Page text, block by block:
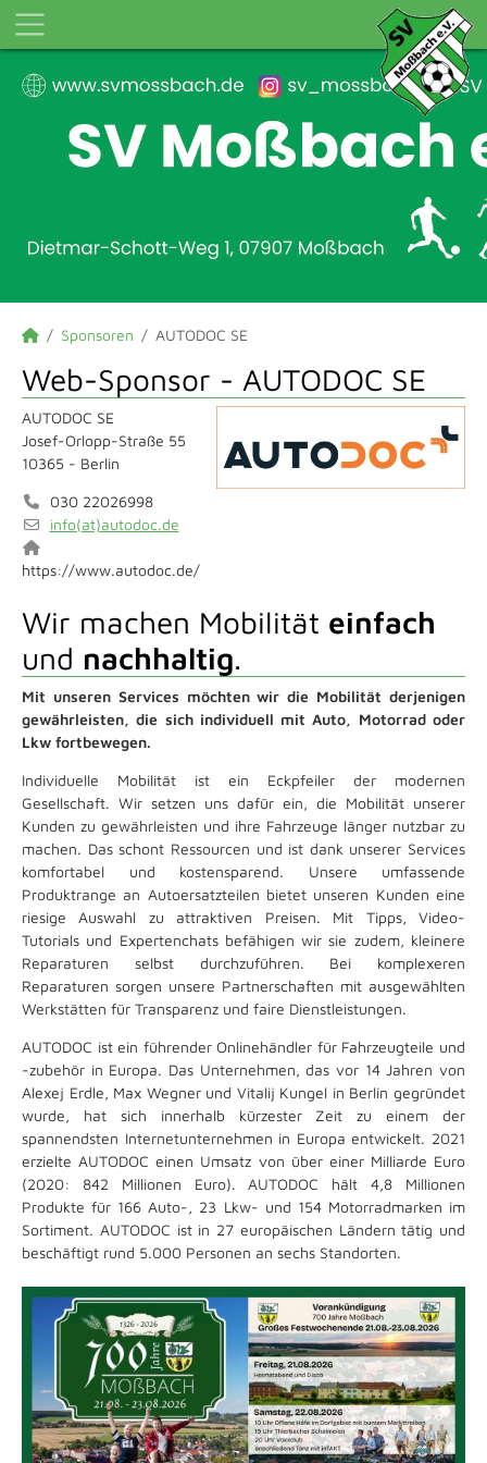
Sponsoren AUTODOC SE
Web-Sponsor - AUTODOC SE
AUTODOC SE
Josef-Orlopp-Straße 55
10365 - Berlin
030 22026998
info(at)autodoc.de
https://www.autodoc.de/
Wir machen Mobilität einfach
und nachhaltig.
Mit unseren Services möchten wir die Mobilität derjenigen
gewährleisten, die sich individuell mit Auto, Motorrad oder
Lkw fortbewegen.
Individuelle Mobilität ist ein Eckpfeiler der modernen
Gesellschaft. Wir setzen uns dafür ein, die Mobilität unserer
Kunden zu gewährleisten und ihre Fahrzeuge länger nutzbar zu
machen. Das schont Ressourcen und ist dank unserer Services
komfortabel und kostensparend. Unsere umfassende
Produktrange an Autoersatzteilen bietet unseren Kunden eine
riesige Auswahl zu attraktiven Preisen. Mit Tipps, Video-
Tutorials und Expertenchats befähigen wir sie zudem, kleinere
Reparaturen selbst durchzuführen. Bei komplexeren
Reparaturen sorgen unsere Partnerschaften mit ausgewählten
Werkstätten für Transparenz und faire Dienstleistungen.
AUTODOC ist ein führender Onlinehändler für Fahrzeugteile und
-zubehör in Europa. Das Unternehmen, das vor 14 Jahren von
Alexej Erdle, Max Wegner und Vitalij Kungel in Berlin gegründet
wurde, hat sich innerhalb kürzester Zeit zu einem der
spannendsten Internetunternehmen in Europa entwickelt. 2021
erzielte AUTODOC einen Umsatz von über einer Milliarde Euro
(2020: 842 Millionen Euro). AUTODOC hält 4,8 Millionen
Produkte für 166 Auto-, 23 Lkw- und 154 Motorradmarken im
Sortiment. AUTODOC ist in 27 europäischen Ländern tätig und
beschäftigt rund 5.000 Personen an sechs Standorten.